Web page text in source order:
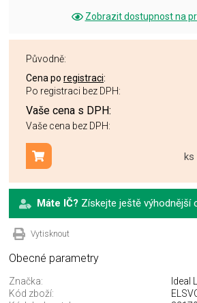
Zobrazit dostupnost na
Původně:
Cena po registraci:
Po registraci bez DPH:
Vaše cena s DPH:
Vaše cena bez DPH:
ks
Přidat do košíku
Máte IČ? Získejte ještě výhodnější
Vytisknout
Obecné parametry
Značka:
Ideal
Kód zboží: